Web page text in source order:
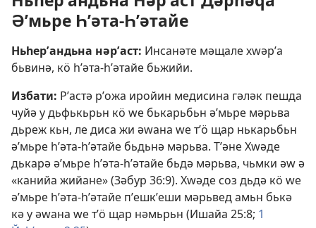
Әʹмьре Һʹәта-Һʹәтайе
Ньһерʹандьна нәрʹаст: Инсанәте мәщале хԝәрʹа
бьвинә, кӧ һʹәта-һʹәтайе бьжийи.
Избати: Рʹастә рʹожа иройин медисина гәләк пешда
чуйә у дьфькьрьн кӧ ԝе бькарьбьн әʹмьре мәрьва
дьреж кьн, ле диса жи әԝана ԝе тʹӧ щар нькарьбьн
әʹмьре һʹәта-һʹәтайе бьдьнә мәрьва. Тʹәне Хԝәде
дькарә әʹмьре һʹәта-һʹәтайе бьдә мәрьва, чьмки әԝ ә
«канийа жийане» (Зәбур 36:9). Хԝәде соз дьдә кӧ ԝе
әʹмьре һʹәта-һʹәтайе пʹешкʹеши мәрьвед амьн бькә
кә у әԝана ԝе тʹӧ щар нәмьрьн (Ишайа 25:8; 1